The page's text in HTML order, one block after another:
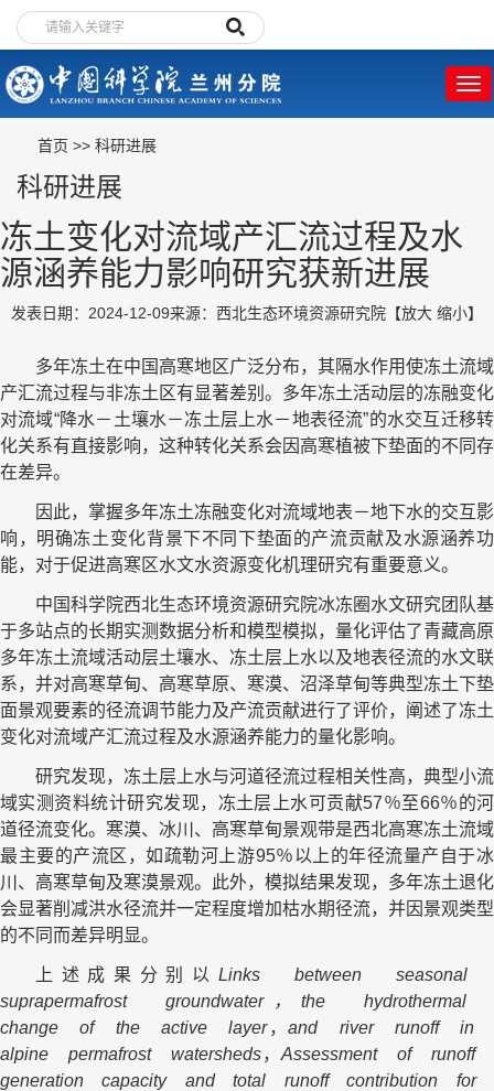
首页 >> 科研进展
科研进展
冻土变化对流域产汇流过程及水
源涵养能力影响研究获新进展
发表日期：2024-12-09来源：西北生态环境资源研究院 【放大 缩小】
多年冻土在中国高寒地区广泛分布，其隔水作用使冻土流域
产汇流过程与非冻土区有显著差别。多年冻土活动层的冻融变化
对流域“降水－土壤水－冻土层上水－地表径流”的水交互迁移转
化关系有直接影响，这种转化关系会因高寒植被下垫面的不同存
在差异。
因此，掌握多年冻土冻融变化对流域地表－地下水的交互影
响，明确冻土变化背景下不同下垫面的产流贡献及水源涵养功
能，对于促进高寒区水文水资源变化机理研究有重要意义。
中国科学院西北生态环境资源研究院冰冻圈水文研究团队基
于多站点的长期实测数据分析和模型模拟，量化评估了青藏高原
多年冻土流域活动层土壤水、冻土层上水以及地表径流的水文联
系，并对高寒草甸、高寒草原、寒漠、沼泽草甸等典型冻土下垫
面景观要素的径流调节能力及产流贡献进行了评价，阐述了冻土
变化对流域产汇流过程及水源涵养能力的量化影响。
研究发现，冻土层上水与河道径流过程相关性高，典型小流
域实测资料统计研究发现，冻土层上水可贡献57％至66％的河
道径流变化。寒漠、冰川、高寒草甸景观带是西北高寒冻土流域
最主要的产流区，如疏勒河上游95％以上的年径流量产自于冰
川、高寒草甸及寒漠景观。此外，模拟结果发现，多年冻土退化
会显著削减洪水径流并一定程度增加枯水期径流，并因景观类型
的不同而差异明显。
上述成果分别以 Links between seasonal
suprapermafrost groundwater，the hydrothermal
change of the active layer，and river runoff in
alpine permafrost watersheds， Assessment of runoff
generation capacity and total runoff contribution for